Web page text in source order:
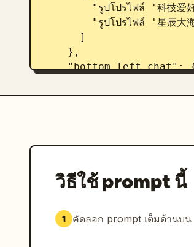
    "bottom_left_chat": {
      "message_count": 7,
        "AI探索者: ความคืบหน้าของ Neuralink เป็นอย่างไรบ้าง?",
        "帅气的网友: สวัสดีครับคุณมัสก์!",
        "用户123: ช่วยพูดเรื่อง AI หน่อยครับ มันจะมาแทนที่มนุษย์ไหม?"
      ]
วิธีใช้ prompt นี้
1 คัดลอก prompt เต็มด้านบน